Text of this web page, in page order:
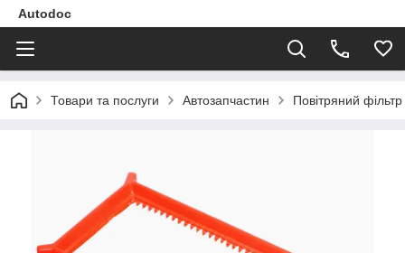
Autodoc
Товари та послуги Автозапчастин Повітряний